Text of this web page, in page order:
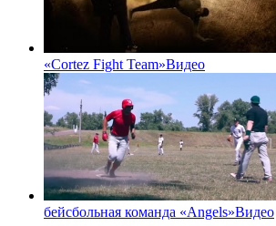
«Cortez Fight Team»Видео
бейсбольная команда «Angels»Видео